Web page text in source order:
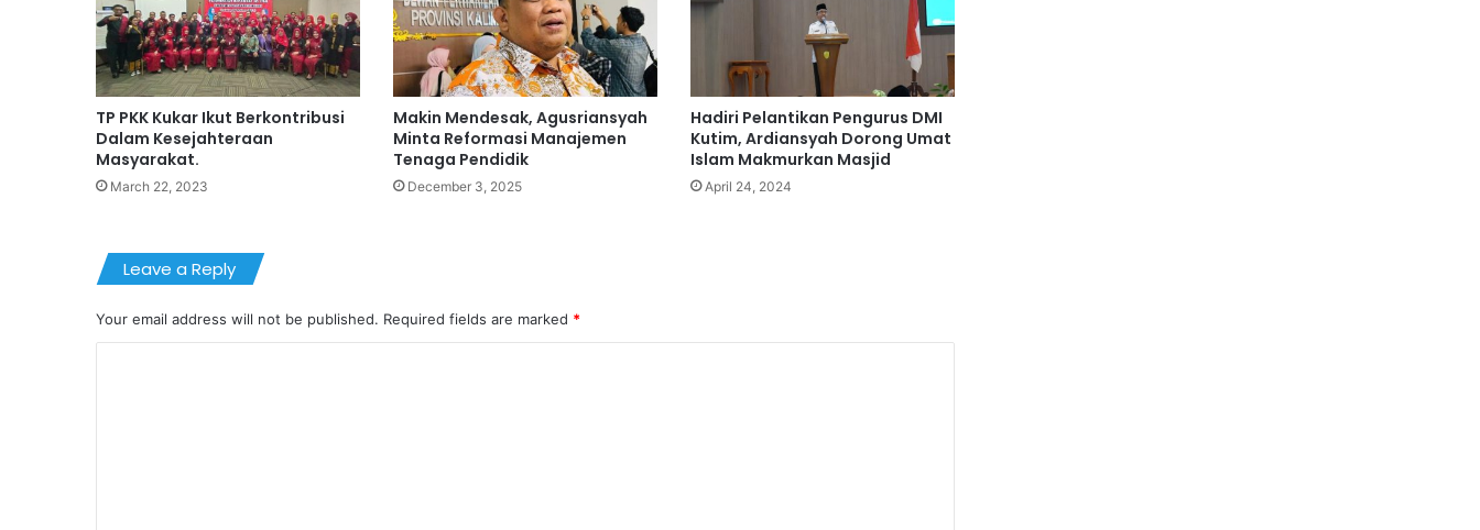
TP PKK Kukar Ikut Berkontribusi
Dalam Kesejahteraan
Masyarakat.
March 22, 2023
Makin Mendesak, Agusriansyah
Minta Reformasi Manajemen
Tenaga Pendidik
December 3, 2025
Hadiri Pelantikan Pengurus DMI
Kutim, Ardiansyah Dorong Umat
Islam Makmurkan Masjid
April 24, 2024
Leave a Reply
Your email address will not be published. Required fields are marked *